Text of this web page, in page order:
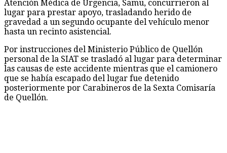
Atención Médica de Urgencia, Samu, concurrieron al
lugar para prestar apoyo, trasladando herido de
gravedad a un segundo ocupante del vehículo menor
hasta un recinto asistencial.
Por instrucciones del Ministerio Público de Quellón
personal de la SIAT se trasladó al lugar para determinar
las causas de este accidente mientras que el camionero
que se había escapado del lugar fue detenido
posteriormente por Carabineros de la Sexta Comisaría
de Quellón.